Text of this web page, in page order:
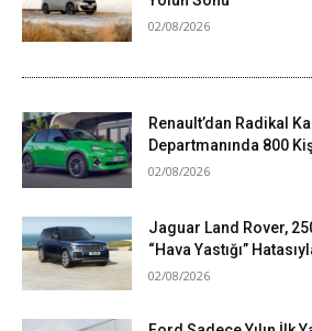
02/08/2026
Renault’dan Radikal
Departmanında 800
02/08/2026
Jaguar Land Rover,
“Hava Yastığı”
02/08/2026